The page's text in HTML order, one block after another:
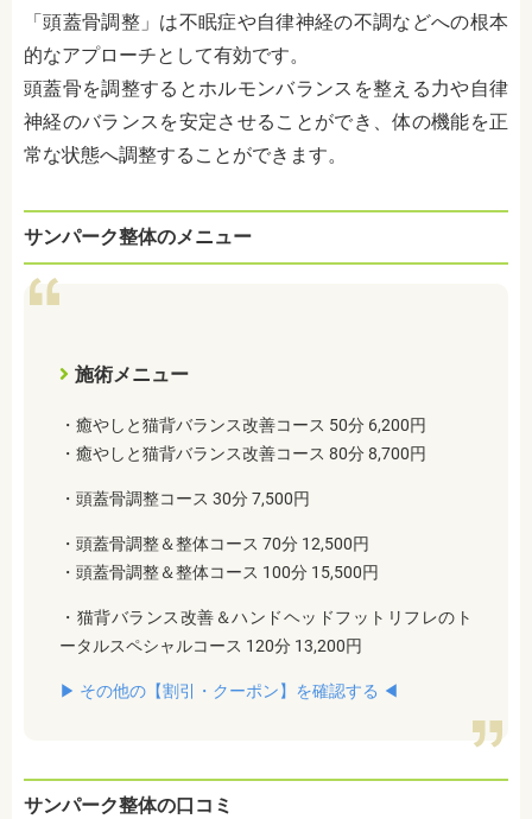
「頭蓋骨調整」は不眠症や自律神経の不調などへの根本
的なアプローチとして有効です。
頭蓋骨を調整するとホルモンバランスを整える力や自律
神経のバランスを安定させることができ、体の機能を正
常な状態へ調整することができます。
サンパーク整体のメニュー
施術メニュー
・癒やしと猫背バランス改善コース 50分 6,200円
・癒やしと猫背バランス改善コース 80分 8,700円
・頭蓋骨調整コース 30分 7,500円
・頭蓋骨調整＆整体コース 70分 12,500円
・頭蓋骨調整＆整体コース 100分 15,500円
・猫背バランス改善＆ハンドヘッドフットリフレのト
ータルスペシャルコース 120分 13,200円
▶︎ その他の【割引・クーポン】を確認する ◀︎
サンパーク整体の口コミ